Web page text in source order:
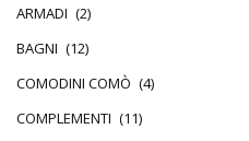
ARMADI (2)
BAGNI (12)
COMODINI COMÒ (4)
COMPLEMENTI (11)